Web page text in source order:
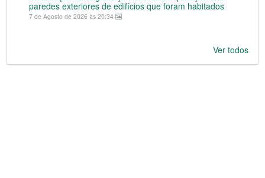
paredes exteriores de edifícios que foram habitados
7 de Agosto de 2026 às 20:34
Ver todos